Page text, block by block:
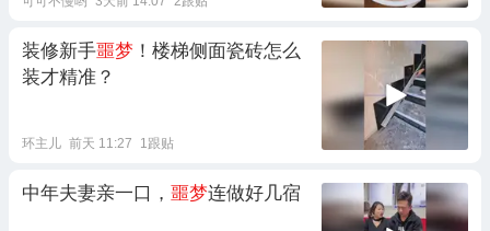
装修新手噩梦 ！楼梯侧面瓷砖怎么
装才精准？
环主儿 前天 11:27 1跟贴
中年夫妻亲一口， 噩梦连做好几宿